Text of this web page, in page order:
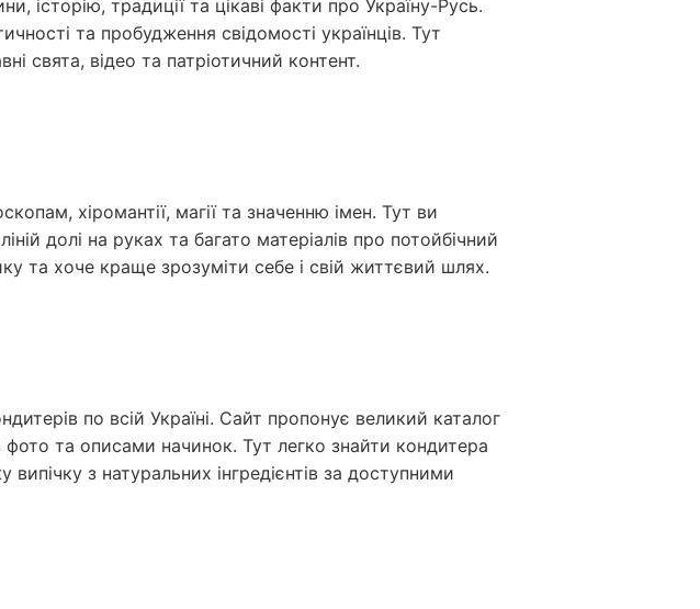
історію, традиції та цікаві факти про Україну-Русь.
та пробудження свідомості українців. Тут
свята, відео та патріотичний контент.
хіромантії, магії та значенню імен. Тут ви
долі на руках та багато матеріалів про потойбічний
та хоче краще зрозуміти себе і свій життєвий шлях.
по всій Україні. Сайт пропонує великий каталог
та описами начинок. Тут легко знайти кондитера
з натуральних інгредієнтів за доступними